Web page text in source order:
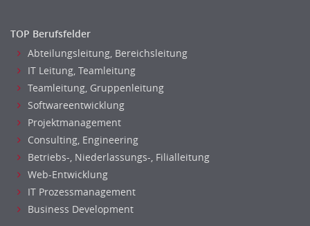
TOP Berufsfelder
Abteilungsleitung, Bereichsleitung
IT Leitung, Teamleitung
Teamleitung, Gruppenleitung
Softwareentwicklung
Projektmanagement
Consulting, Engineering
Betriebs-, Niederlassungs-, Filialleitung
Web-Entwicklung
IT Prozessmanagement
Business Development